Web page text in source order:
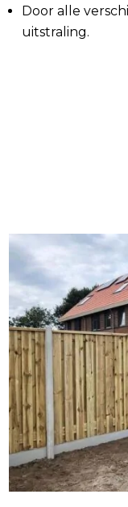
Door alle
uitstraling.